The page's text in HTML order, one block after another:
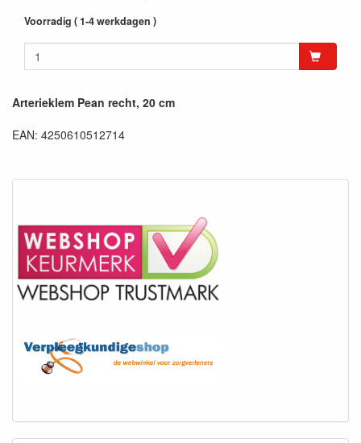
Voorradig ( 1-4 werkdagen )
Arterieklem Pean recht, 20 cm
EAN: 4250610512714